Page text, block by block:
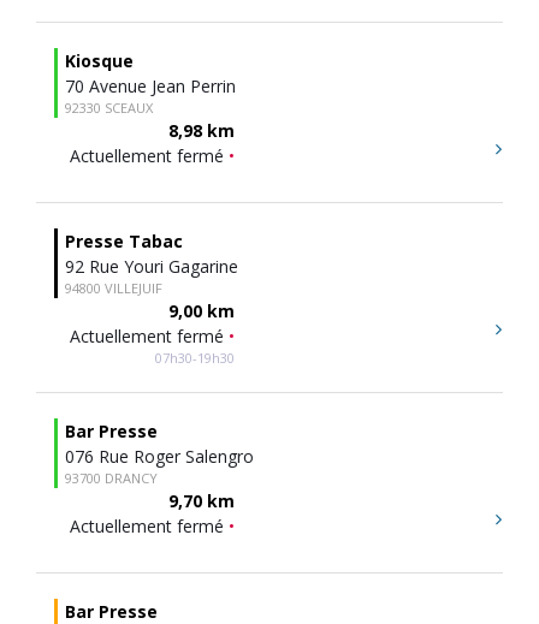
Kiosque
70 Avenue Jean Perrin
92330 SCEAUX
8,98 km
Actuellement fermé •
Presse Tabac
92 Rue Youri Gagarine
94800 VILLEJUIF
9,00 km
Actuellement fermé •
07h30-19h30
Bar Presse
076 Rue Roger Salengro
93700 DRANCY
9,70 km
Actuellement fermé •
Bar Presse